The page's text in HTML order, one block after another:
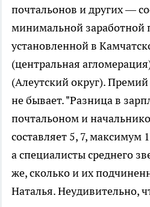
почтальонов и других —
минимальной заработной
установленной в
(центральная
(Алеутский округ).
не бывает. "Разница в
почтальоном и
составляет 5, 7, максимум
а специалисты среднего
же, сколько и их
Наталья. Неудивительно,